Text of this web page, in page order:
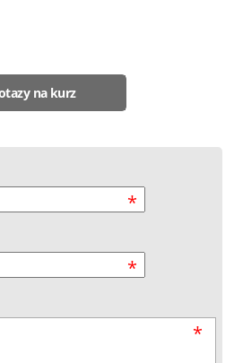
na kurz
*
*
*